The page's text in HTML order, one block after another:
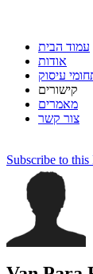
עמוד הבית
אודות
עיסוק
קישורים
מאמרים
צור קשר
Subscribe to this